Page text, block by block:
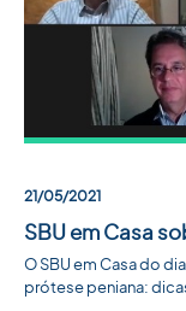
21/05/2021
SBU em Casa
O SBU em Casa do
prótese peniana: